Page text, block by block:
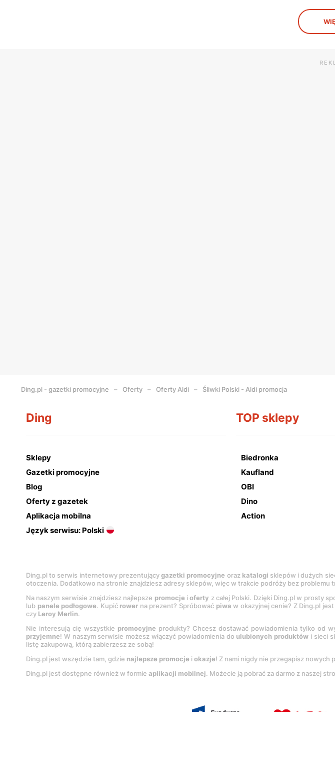
Ding.pl - gazetki promocyjne Oferty Oferty Aldi Śliwki Polski - Aldi promocja
Ding
Sklepy
Gazetki promocyjne
Blog
Oferty z gazetek
Aplikacja mobilna
Język serwisu: Polski
TOP sklepy
Biedronka
Kaufland
OBI
Dino
Action
Ding.pl to serwis internetowy prezentującygazetki promocyjne oraz katalogi sklepów i dużych
otoczenia. Dodatkowo na stronie znajdziesz adresy sklepów, więc w trakcie podróży bez problemu
Na naszym serwisie znajdziesz najlepsze promocje ioferty z całej Polski. Dzięki Ding.pl w prosty
lub panele podłogowe. Kupić rower na prezent? Spróbować piwa w okazyjnej cenie? Z Ding.pl
czy Leroy Merlin.
Nie interesują cię wszystkie promocyjne produkty? Chcesz dostawać powiadomienia tylko od
przyjemne! W naszym serwisie możesz włączyć powiadomienia do ulubionych produktów i sieci
listę zakupową, którą zabierzesz ze sobą!
Ding.pl jest wszędzie tam, gdzie najlepsze promocje i okazje! Z nami nigdy nie przegapisz nowych
Ding.pl jest dostępne również w formie aplikacji mobilnej. Możecie ją pobrać za darmo z naszej